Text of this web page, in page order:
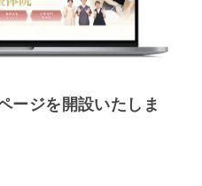
ージを開設いたしま